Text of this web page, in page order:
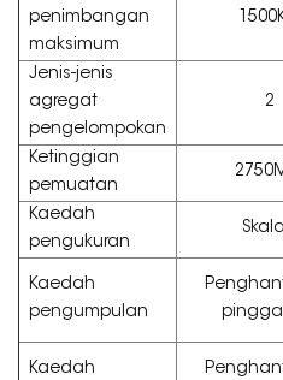
penimbangan
maksimum
Jenis-jenis
agregat
pengelompokan
2
Ketinggian
pemuatan
Kaedah
pengukuran
Kaedah
pengumpulan
Kaedah